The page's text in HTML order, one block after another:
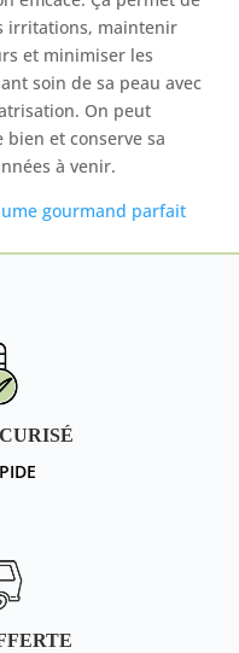
irritations, maintenir
et minimiser les
soin de sa peau avec
On peut
bien et conserve sa
à venir.
gourmand parfait